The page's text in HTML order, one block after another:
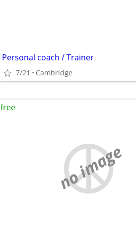
Personal coach / Trainer
7/21 Cambridge
no image
free